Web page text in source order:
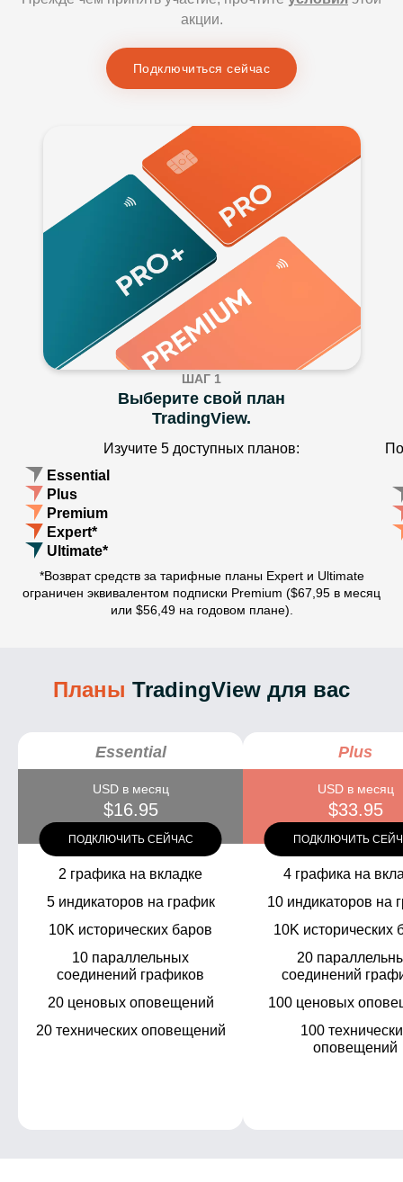
акции.
Подключиться сейчас
ШАГ 1
Выберите свой план
TradingView.
Изучите 5 доступных планов:
Essential
Plus
Premium
Expert*
Ultimate*
*Возврат средств за тарифные планы Expert и Ultimate
ограничен эквивалентом подписки Premium ($67,95 в месяц
или $56,49 на годовом плане).
Планы TradingView для вас
Essential
USD в месяц
$16.95
ПОДКЛЮЧИТЬ СЕЙЧАС
2 графика на вкладке
5 индикаторов на график
10K исторических баров
10 параллельных
соединений графиков
20 ценовых оповещений
20 технических оповещений
Plus
USD в месяц
$33.95
ПОДКЛЮЧИТЬ
4 графика на
10 индикаторов на
10K исторических
20
соединений
100 ценовых
100
оповещений